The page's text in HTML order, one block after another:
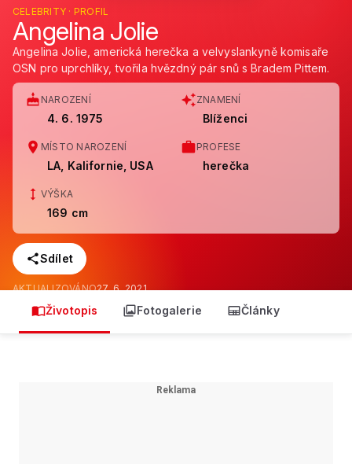
CELEBRITY · PROFIL
Angelina Jolie
Angelina Jolie, americká herečka a velvyslankyně komisaře
OSN pro uprchlíky, tvořila hvězdný pár snů s Bradem Pittem.
NAROZENÍ
4. 6. 1975
ZNAMENÍ
Blíženci
MÍSTO NAROZENÍ
LA, Kalifornie, USA
PROFESE
herečka
VÝŠKA
169 cm
Sdílet
AKTUALIZOVÁNO27. 6. 2021
Životopis Fotogalerie Články